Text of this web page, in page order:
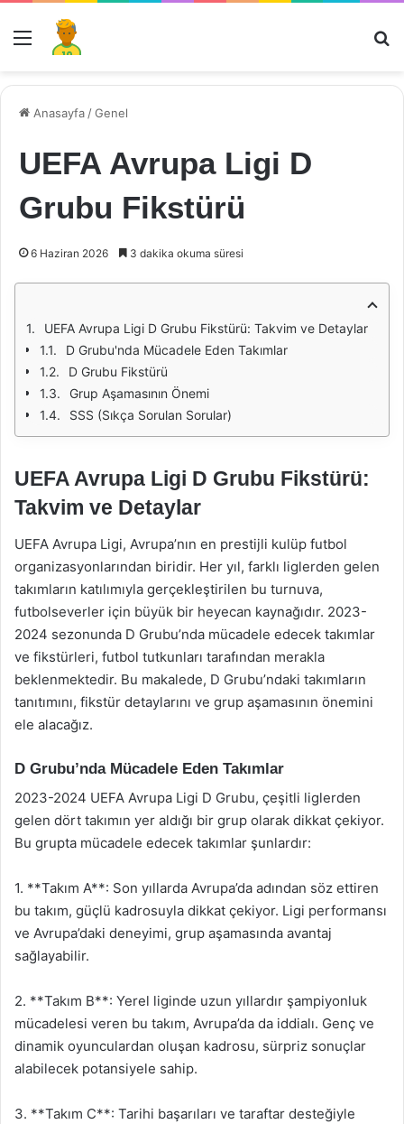
Menü
Anasayfa /Genel
UEFA Avrupa Ligi D
Grubu Fikstürü
6 Haziran 2026 3 dakika okuma süresi
UEFA Avrupa Ligi D Grubu Fikstürü: Takvim ve Detaylar
D Grubu'nda Mücadele Eden Takımlar
D Grubu Fikstürü
Grup Aşamasının Önemi
SSS (Sıkça Sorulan Sorular)
UEFA Avrupa Ligi D Grubu Fikstürü:
Takvim ve Detaylar
UEFA Avrupa Ligi, Avrupa’nın en prestijli kulüp futbol
organizasyonlarından biridir. Her yıl, farklı liglerden gelen
takımların katılımıyla gerçekleştirilen bu turnuva,
futbolseverler için büyük bir heyecan kaynağıdır. 2023-
2024 sezonunda D Grubu’nda mücadele edecek takımlar
ve fikstürleri, futbol tutkunları tarafından merakla
beklenmektedir. Bu makalede, D Grubu’ndaki takımların
tanıtımını, fikstür detaylarını ve grup aşamasının önemini
ele alacağız.
D Grubu’nda Mücadele Eden Takımlar
2023-2024 UEFA Avrupa Ligi D Grubu, çeşitli liglerden
gelen dört takımın yer aldığı bir grup olarak dikkat çekiyor.
Bu grupta mücadele edecek takımlar şunlardır:
1. **Takım A**: Son yıllarda Avrupa’da adından söz ettiren
bu takım, güçlü kadrosuyla dikkat çekiyor. Ligi performansı
ve Avrupa’daki deneyimi, grup aşamasında avantaj
sağlayabilir.
2. **Takım B**: Yerel liginde uzun yıllardır şampiyonluk
mücadelesi veren bu takım, Avrupa’da da iddialı. Genç ve
dinamik oyunculardan oluşan kadrosu, sürpriz sonuçlar
alabilecek potansiyele sahip.
3. **Takım C**: Tarihi başarıları ve taraftar desteğiyle